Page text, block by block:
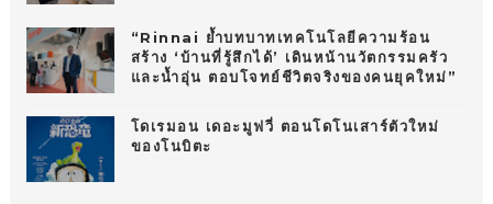
“Rinnai ย้ำบทบาทเทคโนโลยีความร้อน
สร้าง ‘บ้านที่รู้สึกได้’ เดินหน้านวัตกรรมครัว
และน้ำอุ่น ตอบโจทย์ชีวิตจริงของคนยุคใหม่”
โดเรมอน เดอะมูฟวี่ ตอนโดโนเสาร์ตัวใหม่
ของโนบิตะ